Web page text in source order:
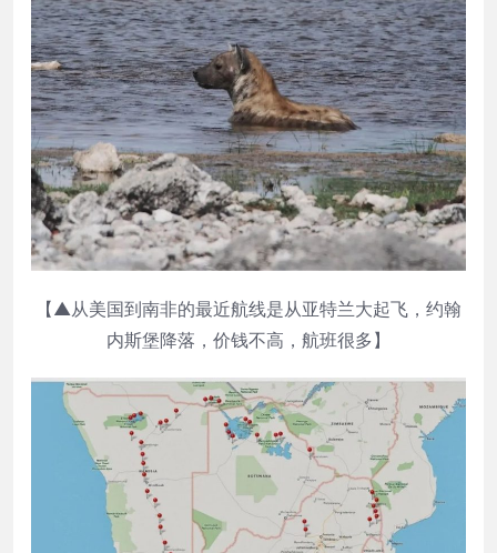
【▲从美国到南非的最近航线是从亚特兰大起飞，约翰
内斯堡降落，价钱不高，航班很多】